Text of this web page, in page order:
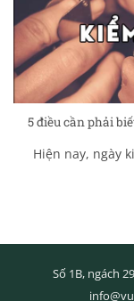
5 điều cần phải
Hiện nay, ngày
Số 1B, ngách